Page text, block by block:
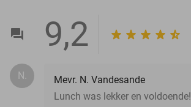
9,2
N.
Mevr. N. Vandesande
Lunch was lekker en voldoende!